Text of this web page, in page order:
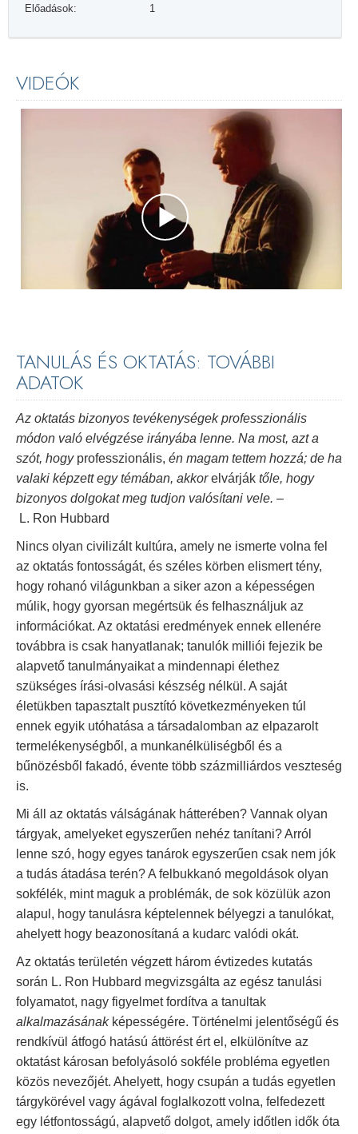
Előadások:
1
VIDEÓK
TANULÁS ÉS OKTATÁS: TOVÁBBI
ADATOK
Az oktatás bizonyos tevékenységek professzionális
módon való elvégzése irányába lenne. Na most, azt a
szót, hogy professzionális, én magam tettem hozzá; de ha
valaki képzett egy témában, akkorelvárják tőle, hogy
bizonyos dolgokat meg tudjon valósítani vele. –
L. Ron Hubbard
Nincs olyan civilizált kultúra, amely ne ismerte volna fel
az oktatás fontosságát, és széles körben elismert tény,
hogy rohanó világunkban a siker azon a képességen
múlik, hogy gyorsan megértsük és felhasználjuk az
információkat. Az oktatási eredmények ennek ellenére
továbbra is csak hanyatlanak; tanulók milliói fejezik be
alapvető tanulmányaikat a mindennapi élethez
szükséges írási-olvasási készség nélkül. A saját
életükben tapasztalt pusztító következményeken túl
ennek egyik utóhatása a társadalomban az elpazarolt
termelékenységből, a munkanélküliségből és a
bűnözésből fakadó, évente több százmilliárdos veszteség
is.
Mi áll az oktatás válságának hátterében? Vannak olyan
tárgyak, amelyeket egyszerűen nehéz tanítani? Arról
lenne szó, hogy egyes tanárok egyszerűen csak nem jók
a tudás átadása terén? A felbukkanó megoldások olyan
sokfélék, mint maguk a problémák, de sok közülük azon
alapul, hogy tanulásra képtelennek bélyegzi a tanulókat,
ahelyett hogy beazonosítaná a kudarc valódi okát.
Az oktatás területén végzett három évtizedes kutatás
során L. Ron Hubbard megvizsgálta az egész tanulási
folyamatot, nagy figyelmet fordítva a tanultak
alkalmazásánakképességére. Történelmi jelentőségű és
rendkívül átfogó hatású áttörést ért el, elkülönítve az
oktatást károsan befolyásoló sokféle probléma egyetlen
közös nevezőjét. Ahelyett, hogy csupán a tudás egyetlen
tárgykörével vagy ágával foglalkozott volna, felfedezett
egy létfontosságú, alapvető dolgot, amely időtlen idők óta